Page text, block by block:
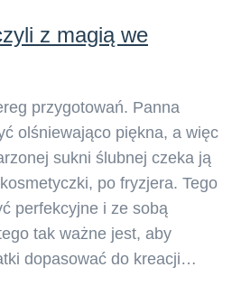
z magią we
przygotowań. Panna
olśniewająco piękna, a więc
sukni ślubnej czeka ją
po fryzjera. Tego
perfekcyjne i ze sobą
tak ważne jest, aby
dopasować do kreacji…